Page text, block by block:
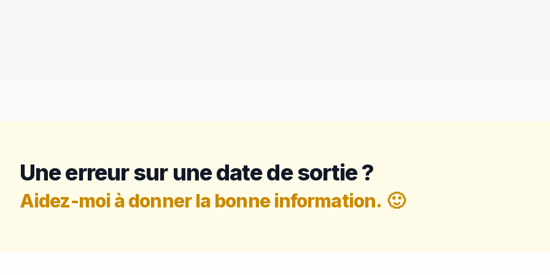
Une erreur sur une date de sortie ?
Aidez-moi à donner la bonne information. 🙂